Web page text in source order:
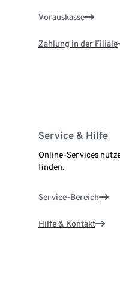
Vorauskasse
Zahlung in der Filiale
Service & Hilfe
Online-Services
finden.
Service-Bereich
Hilfe & Kontakt